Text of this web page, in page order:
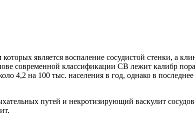
является воспаление сосудистой стенки, а
современной классификации СВ лежит калибр
4,2 на 100 тыс. населения в год, однако в
путей и некротизирующий васкулит